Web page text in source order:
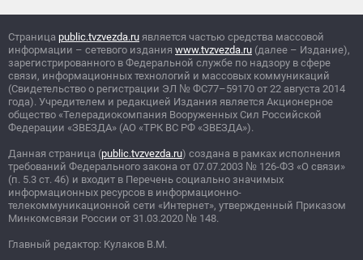
Страница public.tvzvezda.ru является частью средства массовой
информации – сетевого издания www.tvzvezda.ru (далее – Издание),
зарегистрированного в Федеральной службе по надзору в сфере
связи, информационных технологий и массовых коммуникаций
(Свидетельство о регистрации ЭЛ № ФС77–59170 от 22 августа 2014
года). Учредителем и редакцией Издания является Акционерное
общество «Телерадиокомпания Вооруженных Сил Российской
Федерации «ЗВЕЗДА» (АО «ТРК ВС РФ «ЗВЕЗДА»).
Данная страница (public.tvzvezda.ru) создана в рамках исполнения
требований Федерального закона от 07.07.2003 № 126-ФЗ «О связи»
(п. 5.3 ст. 46) и входит в Перечень социально значимых
информационных ресурсов в информационно-
телекоммуникационной сети «Интернет», утвержденный Приказом
Минкомсвязи России от 31.03.2020 № 148.
Главный редактор: Кулаков В.М.